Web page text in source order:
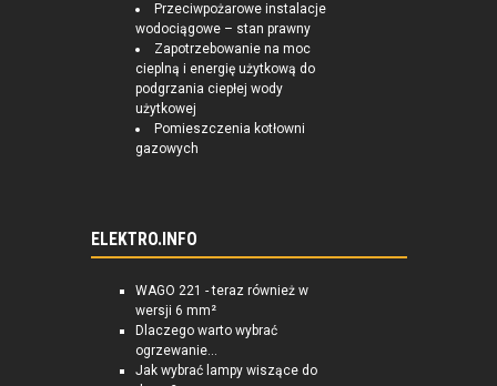
Przeciwpożarowe instalacje
wodociągowe – stan prawny
Zapotrzebowanie na moc
cieplną i energię użytkową do
podgrzania ciepłej wody
użytkowej
Pomieszczenia kotłowni
gazowych
ELEKTRO.INFO
WAGO 221 - teraz również w
wersji 6 mm²
Dlaczego warto wybrać
ogrzewanie...
Jak wybrać lampy wiszące do